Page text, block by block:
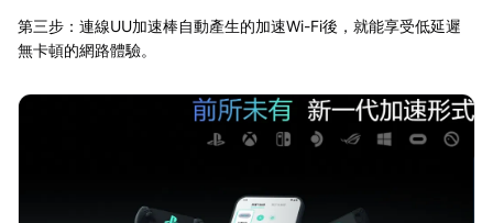
第三步：連線UU加速棒自動產生的加速Wi-Fi後，就能享受低延遲
無卡頓的網路體驗。